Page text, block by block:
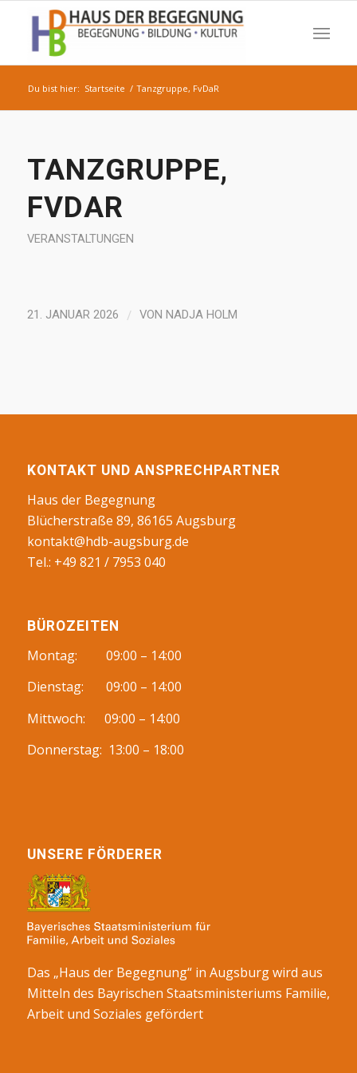
Du bist hier: Startseite / Tanzgruppe, FvDaR
TANZGRUPPE,
FVDAR
VERANSTALTUNGEN
21. JANUAR 2026 / VON NADJA HOLM
KONTAKT UND ANSPRECHPARTNER
Haus der Begegnung
Blücherstraße 89, 86165 Augsburg
kontakt@hdb-augsburg.de
Tel.: +49 821 / 7953 040
BÜROZEITEN
Montag: 09:00 – 14:00
Dienstag: 09:00 – 14:00
Mittwoch: 09:00 – 14:00
Donnerstag: 13:00 – 18:00
UNSERE FÖRDERER
Das „Haus der Begegnung“ in Augsburg wird aus
Mitteln des Bayrischen Staatsministeriums Familie,
Arbeit und Soziales gefördert